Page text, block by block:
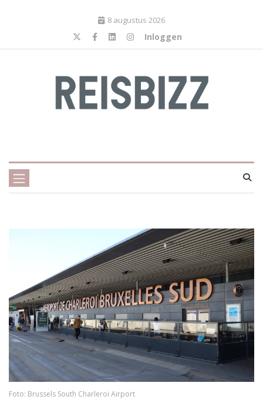
8 augustus 2026
Inloggen
Foto: Brussels South Charleroi Airport